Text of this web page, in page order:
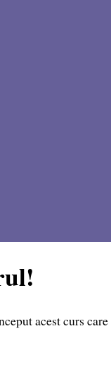
acest curs